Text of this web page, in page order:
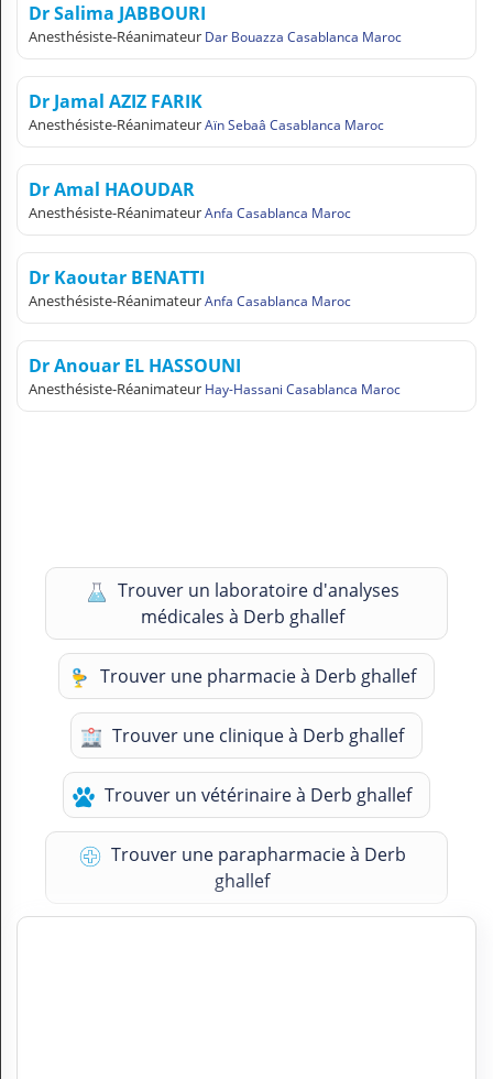
Dr Salima JABBOURI
Anesthésiste-Réanimateur Dar Bouazza Casablanca Maroc
Dr Jamal AZIZ FARIK
Anesthésiste-RéanimateurAïn Sebaâ Casablanca Maroc
Dr Amal HAOUDAR
Anesthésiste-RéanimateurAnfa Casablanca Maroc
Dr Kaoutar BENATTI
Anesthésiste-RéanimateurAnfa Casablanca Maroc
Dr Anouar EL HASSOUNI
Anesthésiste-Réanimateur Hay-Hassani Casablanca Maroc
Trouver un laboratoire d'analyses
médicales à Derb ghallef
Trouver une pharmacie à Derb ghallef
Trouver une clinique à Derb ghallef
Trouver un vétérinaire à Derb ghallef
Trouver une parapharmacie à Derb
ghallef